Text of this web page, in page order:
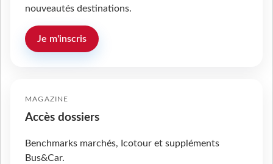
nouveautés destinations.
Je m'inscris
MAGAZINE
Accès dossiers
Benchmarks marchés, Icotour et suppléments
Bus&Car.